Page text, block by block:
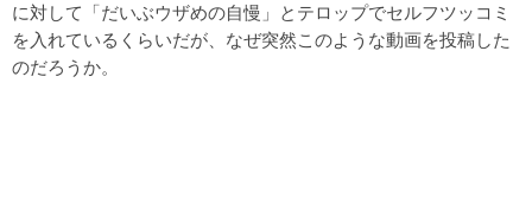
に対して「だいぶウザめの自慢」とテロップでセルフツッコミ
を入れているくらいだが、なぜ突然このような動画を投稿した
のだろうか。